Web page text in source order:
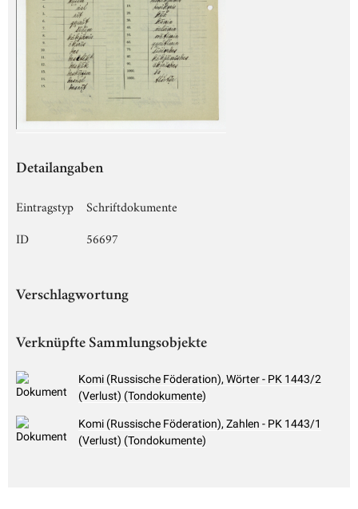
Detailangaben
Eintragstyp
Schriftdokumente
ID
56697
Verschlagwortung
Verknüpfte Sammlungsobjekte
Komi (Russische Föderation), Wörter - PK 1443/2
(Verlust) (Tondokumente)
Komi (Russische Föderation), Zahlen - PK 1443/1
(Verlust) (Tondokumente)